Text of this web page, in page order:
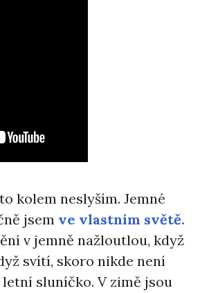
kolem neslyším. Jemné
jsem ve vlastním světě.
v jemně nažloutlou, když
svítí, skoro nikde není
sluníčko. V zimě jsou